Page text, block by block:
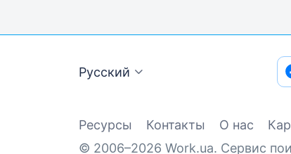
Русский
Ресурсы Контакты О нас
© 2006–2026 Work.ua. Сервис